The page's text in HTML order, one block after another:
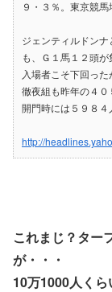
９・３％。東京競
ジェンティルドン
も、Ｇ１馬１２頭が
入場者こそ下回った
徹夜組も昨年の４０
開門時には５９８４
http://
これまじ？ター
が・・・
10万1000人く